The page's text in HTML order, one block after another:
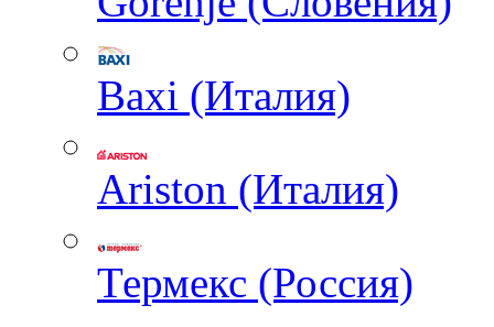
Baxi (Италия)
Ariston (Италия)
Термекс (Россия)